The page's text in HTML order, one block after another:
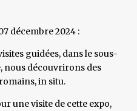
décembre 2024 :
guidées, dans le sous-
nous découvrirons des
in situ.
une visite de cette expo,